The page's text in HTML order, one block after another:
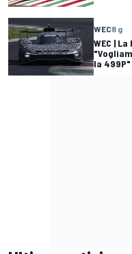
WEC8 g
WEC |
la 499P"